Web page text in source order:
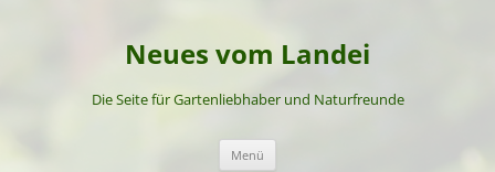
Neues vom Landei
Die Seite für Gartenliebhaber und Naturfreunde
Menü